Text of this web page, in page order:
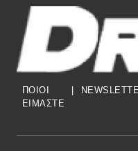
ΠΟΙΟΙ
ΕΙΜΑΣΤΕ